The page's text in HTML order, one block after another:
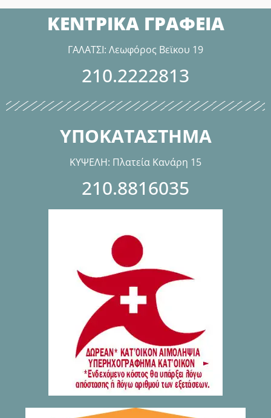
ΚΕΝΤΡΙΚΑ ΓΡΑΦΕΙΑ
ΓΑΛΑΤΣΙ: Λεωφόρος Βεϊκου 19
210.2222813
ΥΠΟΚΑΤΑΣΤΗΜΑ
ΚΥΨΕΛΗ: Πλατεία Κανάρη 15
210.8816035